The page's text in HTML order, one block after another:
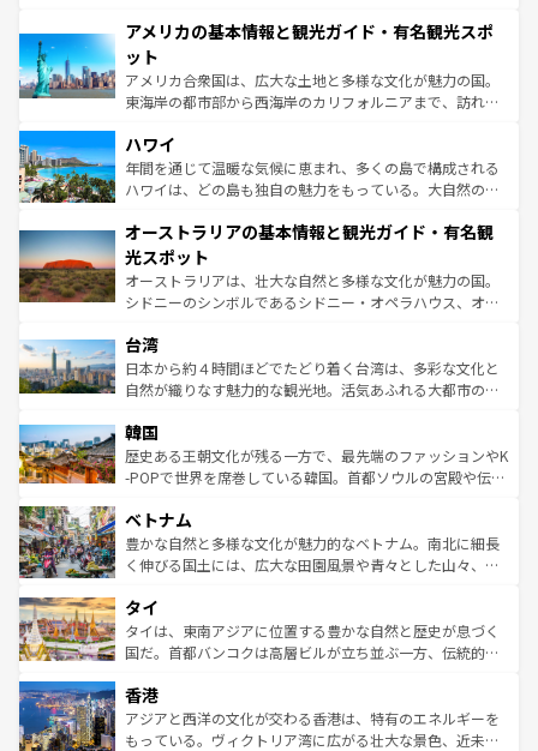
ンツ一覧を参照してほしい。
の建物がそのまま残る町や、スイスならではのユニークな
博物館もあり、アルプス観光だけでなく町歩きも満喫する
ことができる。国民の所得が高いため物価も高いが、旅行
者向けの交通パス提供のサービスもあり、うまく活用すれ
着のスイス情報は
アメリカの基本情報と観光ガイド・有名観光スポ
ット
アメリカ合衆国は、広大な土地と多様な文化が魅力の国。
東海岸の都市部から西海岸のカリフォルニアまで、訪れる
のような巨大都市は、観光、ショッピング、エンターテイ
ンメントが詰まった刺激的なスポットだ。一方、アメリカ
西部には大自然が広がり、グランドキャニオンやイエロー
部のニューオーリンズでは、音楽と美食が融合した独特の
文化が魅力。旅行者はアメリカの各地域で異なる魅力を楽
しみながら、その多様性と豊かな歴史を感じることができ
るだろう。車でのロードトリップや列車の旅も、アメリカ
情報は
ハワイ
年間を通じて温暖な気候に恵まれ、多くの島で構成される
ハワイは、どの島も独自の魅力をもっている。大自然の神
ワイ島は見逃せない。また、定番の観光地といえばオアフ
島だが、静かな自然を求めるならマウイ島やカウアイ島が
おすすめ。エメラルドグリーンに輝く海をはじめ、豊かな
文化や歴史が息づいている。「アロハスピリット」と呼ば
人々、おいしいローカルフードやハワイアンミュージッ
ク、伝統的なフラダンスなど、すべてがハワイの魅力を彩
っている。訪れるたびに新しい発見と感動が待っているハ
はコンテンツ一覧
オーストラリアの基本情報と観光ガイド・有名観
光スポット
オーストラリアは、壮大な自然と多様な文化が魅力の国。
シドニーのシンボルであるシドニー・オペラハウス、オー
リアリーフや大陸中央部にそびえるウルル（エアーズロッ
ク）、タスマニアの美しい原生林やケアンズの熱帯雨林な
ど、見どころがたくさん。また、カフェやワイン、オージ
いる。アクティビティも充実しており、サーフィンやダイ
ビング、ハイキングなど、アウトドア好きにはたまらな
い。オーストラリアの多彩な魅力を存分に味わいつくそ
参照してほしい。
台湾
日本から約４時間ほどでたどり着く台湾は、多彩な文化と
自然が織りなす魅力的な観光地。活気あふれる大都市の台
ン）、静ひつな山岳地帯である台湾東部など、都市の喧騒
と山間の静けさが共存しており、訪れる人に新しい発見と
驚きをもたらしてくれる。また、奥深い台湾の食文化も魅
容にもいいと評判のスイーツなど、バラエティ豊かな料理
が味わえる。 なお、新着の台湾情報は コンテンツ一覧を参
照してほしい。
韓国
歴史ある王朝文化が残る一方で、最先端のファッションやK
-POPで世界を席巻している韓国。首都ソウルの宮殿や伝統
き、地方に足を延ばせば四季折々の自然美を楽しむことが
できる。そして、キムチや焼肉、絶品のストリートフード
まで、さまざまな韓国料理が待っている。夜には、韓国な
リティに包まれながら、韓国の多彩な魅力を心ゆくまで味
わってみてほしい。 なお、新着の韓国情報はコンテンツ一
覧を参照してほしい。
ベトナム
豊かな自然と多様な文化が魅力的なベトナム。南北に細長
く伸びる国土には、広大な田園風景や青々とした山々、世
急速な発展と共に伝統が息づく。ハノイの古い町並みやホ
ーチミン市のフランス統治時代の建物も、独特の雰囲気を
醸し出している。また、バラエティの豊かさとおいしさで
とつ。フォーやバインミー、ベトナムコーヒーなどは、ぜ
ひ現地で味わいたい。どの地域を訪れてもあたたかい人々
が旅行者を迎えてくれるので、きっと忘れられない旅にな
タイ
タイは、東南アジアに位置する豊かな自然と歴史が息づく
国だ。首都バンコクは高層ビルが立ち並ぶ一方、伝統的な
の活気が交差している。北部ではチェンマイなどの山岳地
帯で自然と触れ合い、南部ではプーケットやクラビの美し
いビーチでリゾート気分を楽しむことができる。タイ料理
香港
アジアと西洋の文化が交わる香港は、特有のエネルギーを
もっている。ヴィクトリア湾に広がる壮大な景色、近未来